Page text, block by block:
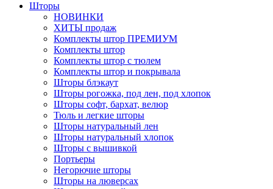
Шторы
НОВИНКИ
ХИТЫ продаж
Комплекты штор ПРЕМИУМ
Комплекты штор
Комплекты штор с тюлем
Комплекты штор и покрывала
Шторы блэкаут
Шторы рогожка, под лен, под хлопок
Шторы софт, бархат, велюр
Тюль и легкие шторы
Шторы натуральный лен
Шторы натуральный хлопок
Шторы с вышивкой
Портьеры
Негорючие шторы
Шторы на люверсах